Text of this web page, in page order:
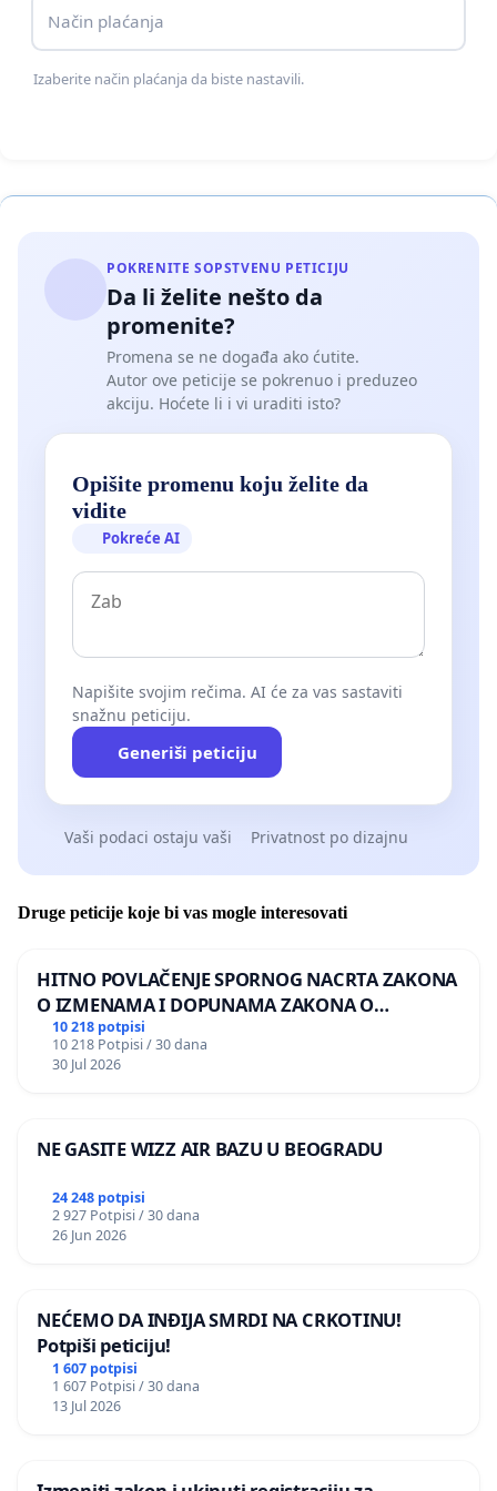
- otvore dijalog sa lokalnom zajednicom o
odgovarajućem rešenju koje bi bilo prihvatljivo za
sve građane;
Ova peticija je izraz želje za stabilnošću, suživotom i
dugoročnim mirom među svim građanima
Republike Srbije.
Način plaćanja
Izaberite način plaćanja da biste nastavili.
POKRENITE SOPSTVENU PETICIJU
Da li želite nešto da
promenite?
Promena se ne događa ako ćutite.
Autor ove peticije se pokrenuo i preduzeo
akciju. Hoćete li i vi uraditi isto?
Opišite promenu koju želite da
vidite
Pokreće AI
Napišite svojim rečima. AI će za vas sastaviti
snažnu peticiju.
Generiši peticiju
Vaši podaci ostaju vaši Privatnost po dizajnu
Druge peticije koje bi vas mogle interesovati
HITNO POVLAČENJE SPORNOG NACRTA ZAKONA
O IZMENAMA I DOPUNAMA ZAKONA O
DOBROBITI ŽIVOTINJA
10 218 potpisi
10 218 Potpisi / 30 dana
30 Jul 2026
NE GASITE WIZZ AIR BAZU U BEOGRADU
24 248 potpisi
2 927 Potpisi / 30 dana
26 Jun 2026
NEĆEMO DA INĐIJA SMRDI NA CRKOTINU!
Potpiši peticiju!
1 607 potpisi
1 607 Potpisi / 30 dana
13 Jul 2026